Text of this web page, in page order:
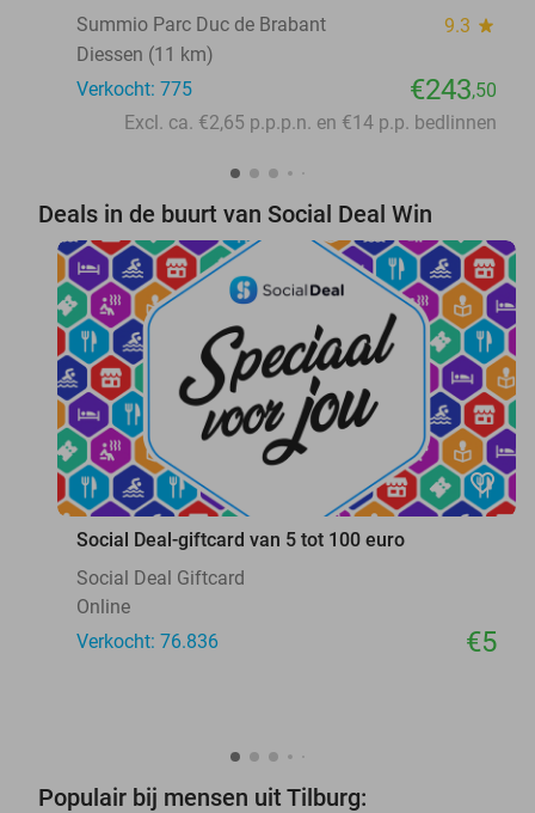
Summio Parc Duc de Brabant
9.3 star
Diessen (11 km)
Verkocht: 775
€243,50
Excl. ca. €2,65 p.p.p.n. en €14 p.p. bedlinnen
Deals in de buurt van Social Deal Win
favorite_border
Social Deal-giftcard van 5 tot 100 euro
Social Deal Giftcard
Online
Verkocht: 76.836
€5
Populair bij mensen uit Tilburg: